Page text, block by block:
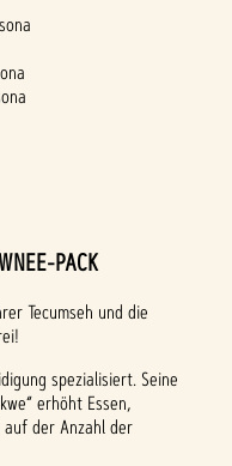
PACK
Tecumseh und die
spezialisiert. Seine
erhöht Essen,
der Anzahl der